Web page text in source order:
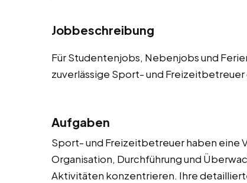
Jobbeschreibung
Für Studentenjobs, Nebenjobs und
zuverlässige Sport- und Freizeitbetreuer
Aufgaben
Sport- und Freizeitbetreuer haben eine
Organisation, Durchführung und
Aktivitäten konzentrieren. Ihre